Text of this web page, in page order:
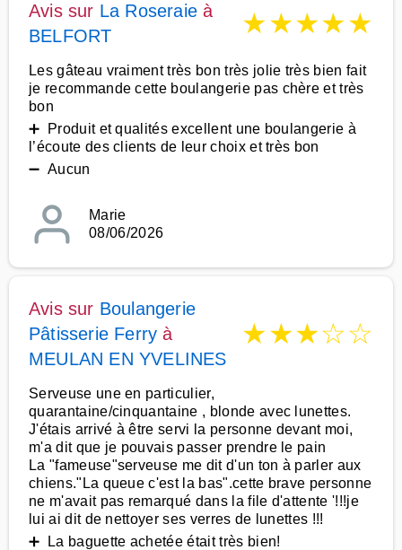
Avis sur La Roseraie à
BELFORT
★★★★★
Les gâteau vraiment très bon très jolie très bien fait
je recommande cette boulangerie pas chère et très
bon
➕ Produit et qualités excellent une boulangerie à
l’écoute des clients de leur choix et très bon
➖ Aucun
Marie
08/06/2026
Avis sur Boulangerie
Pâtisserie Ferry à
MEULAN EN YVELINES
★★★☆☆
Serveuse une en particulier,
quarantaine/cinquantaine , blonde avec lunettes.
J'étais arrivé à être servi la personne devant moi,
m'a dit que je pouvais passer prendre le pain
La "fameuse"serveuse me dit d'un ton à parler aux
chiens."La queue c'est la bas".cette brave personne
ne m'avait pas remarqué dans la file d'attente '!!!je
lui ai dit de nettoyer ses verres de lunettes !!!
➕ La baguette achetée était très bien!